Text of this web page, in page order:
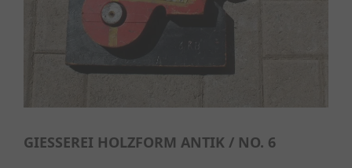
GIESSEREI HOLZFORM ANTIK / NO. 6